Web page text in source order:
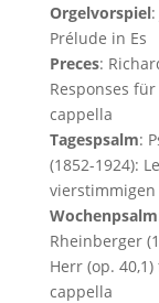
Orgelvorspiel:
Prélude in Es
Preces:
Responses
cappella
Tagespsalm:
(1852-1924):
Wochenpsalm
Rheinberger
Herr (op.
cappella